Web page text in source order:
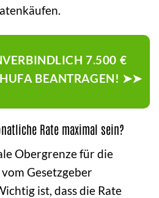
7.500 €
BEANTRAGEN! ➤➤
Rate maximal sein?
Obergrenze für die
Gesetzgeber
ist, dass die Rate